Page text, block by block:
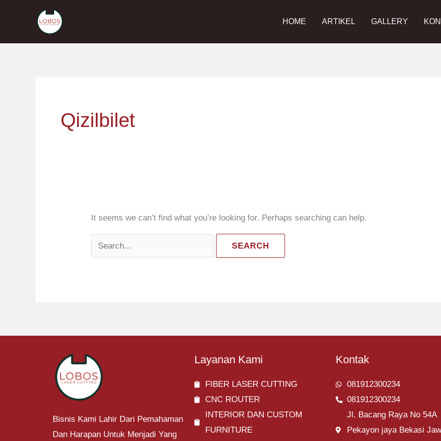
HOME ARTIKEL GALLERY
Qizilbilet
It seems we can’t find what you’re looking for. Perhaps searching can help.
Bisnis Kami Lahir Dari Pemahaman
Dan Harapan Untuk Menjadi Yang
Layanan Kami
FIBER LASER CUTTING
CNC ROUTER
INTERIOR DAN CUSTOM
FURNITURE
Kontak
081912300234
081912300234
Jl. Bacang Raya No 54A
Pekayon jaya Bekasi